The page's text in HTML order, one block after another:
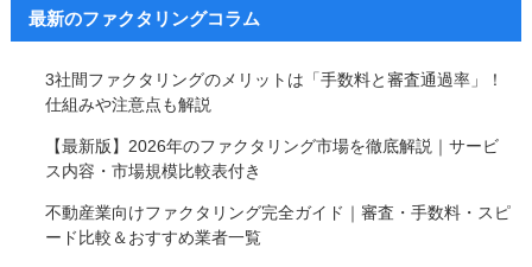
最新のファクタリングコラム
3社間ファクタリングのメリットは「手数料と審査通過率」！
仕組みや注意点も解説
【最新版】2026年のファクタリング市場を徹底解説｜サービ
ス内容・市場規模比較表付き
不動産業向けファクタリング完全ガイド｜審査・手数料・スピ
ード比較＆おすすめ業者一覧